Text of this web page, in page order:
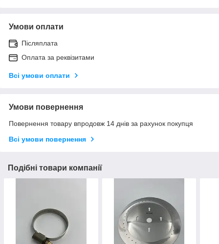
Умови оплати
Післяплата
Оплата за реквізитами
Всі умови оплати
Умови повернення
Повернення товару впродовж 14 днів за рахунок покупця
Всі умови повернення
Подібні товари компанії